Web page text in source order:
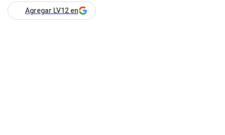
Agregar LV12 en